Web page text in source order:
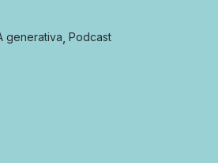
generativa, Podcast